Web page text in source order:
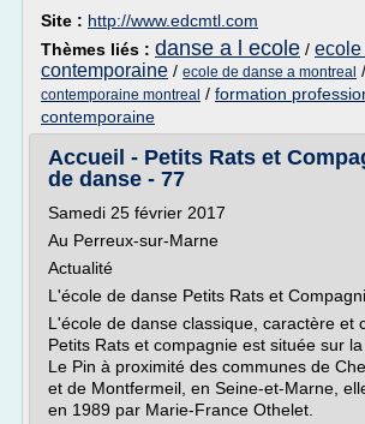
Site : http://www.edcmtl.com
Thèmes liés : danse a l ecole / ecole
contemporaine / ecole de danse a montreal /
contemporaine montreal / formation
contemporaine
Accueil - Petits Rats et
de danse - 77
Samedi 25 février 2017
Au Perreux-sur-Marne
Actualité
L'école de danse Petits Rats et
L'école de danse classique, caractère et
Petits Rats et compagnie est située sur
Le Pin à proximité des communes de
et de Montfermeil, en Seine-et-Marne,
en 1989 par Marie-France Othelet.